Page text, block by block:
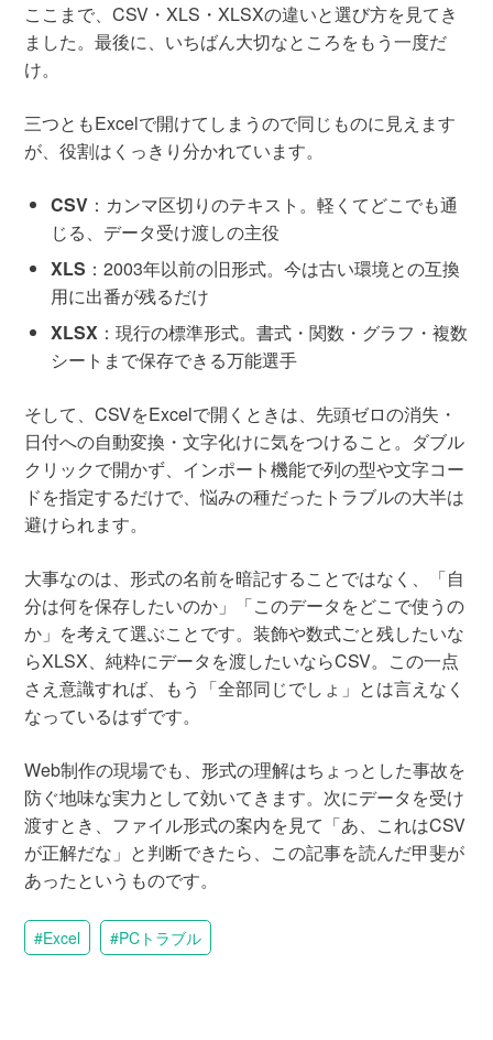
ここまで、CSV・XLS・XLSXの違いと選び方を見てき
ました。最後に、いちばん大切なところをもう一度だ
け。
三つともExcelで開けてしまうので同じものに見えます
が、役割はくっきり分かれています。
CSV ：カンマ区切りのテキスト。軽くてどこでも通
じる、データ受け渡しの主役
XLS ：2003年以前の旧形式。今は古い環境との互換
用に出番が残るだけ
XLSX ：現行の標準形式。書式・関数・グラフ・複数
シートまで保存できる万能選手
そして、CSVをExcelで開くときは、先頭ゼロの消失・
日付への自動変換・文字化けに気をつけること。ダブル
クリックで開かず、インポート機能で列の型や文字コー
ドを指定するだけで、悩みの種だったトラブルの大半は
避けられます。
大事なのは、形式の名前を暗記することではなく、「自
分は何を保存したいのか」「このデータをどこで使うの
か」を考えて選ぶことです。装飾や数式ごと残したいな
らXLSX、純粋にデータを渡したいならCSV。この一点
さえ意識すれば、もう「全部同じでしょ」とは言えなく
なっているはずです。
Web制作の現場でも、形式の理解はちょっとした事故を
防ぐ地味な実力として効いてきます。次にデータを受け
渡すとき、ファイル形式の案内を見て「あ、これはCSV
が正解だな」と判断できたら、この記事を読んだ甲斐が
あったというものです。
Excel PCトラブル